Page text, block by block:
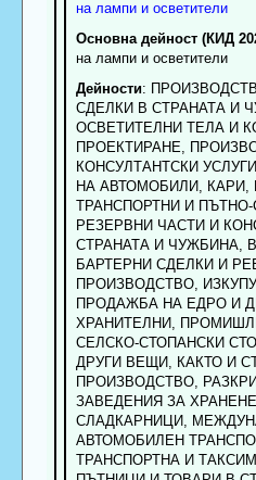
на лампи и осветители
Основна дейност (КИД
на лампи и осветители
Дейности:
СДЕЛКИ В СТРАНАТА И
ОСВЕТИТЕЛНИ ТЕЛА И
ПРОЕКТИРАНЕ,
КОНСУЛТАНТСКИ
НА АВТОМОБИЛИ, КАРИ,
ТРАНСПОРТНИ И
РЕЗЕРВНИ ЧАСТИ И
СТРАНАТА И ЧУЖБИНА,
БАРТЕРНИ СДЕЛКИ И
ПРОИЗВОДСТВО,
ПРОДАЖБА НА ЕДРО И
ХРАНИТЕЛНИ,
СЕЛСКО-СТОПАНСКИ
ДРУГИ ВЕЩИ, КАКТО И
ПРОИЗВОДСТВО,
ЗАВЕДЕНИЯ ЗА
СЛАДКАРНИЦИ,
АВТОМОБИЛЕН
ТРАНСПОРТНА И